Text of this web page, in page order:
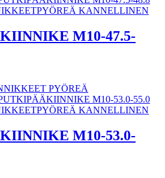
PYÖREÄ KANNELLINEN
M10-47.5-
PYÖREÄ KANNELLINEN
M10-53.0-